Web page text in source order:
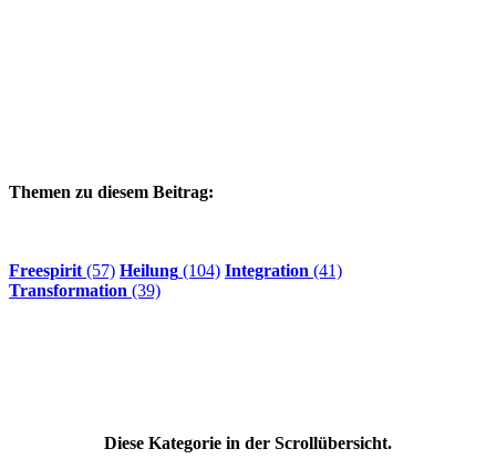
Themen zu diesem Beitrag:
Freespirit (57) Heilung (104) Integration (41)
Transformation (39)
Diese Kategorie in der Scrollübersicht.